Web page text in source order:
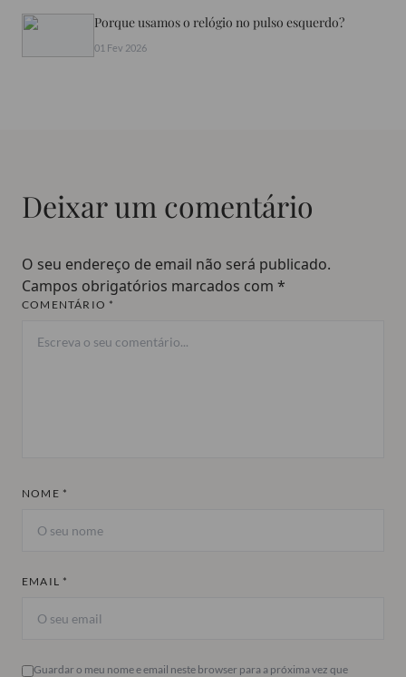
Porque usamos o relógio no pulso esquerdo?
01 Fev 2026
Deixar um comentário
O seu endereço de email não será publicado.
Campos obrigatórios marcados com *
COMENTÁRIO *
NOME *
EMAIL *
Guardar o meu nome e email neste browser para a próxima vez que